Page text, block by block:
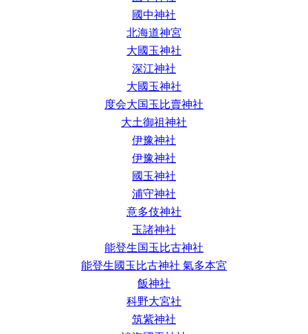
國中神社
北海道神宮
大國玉神社
深江神社
大國玉神社
度会大国玉比賣神社
大土御祖神社
伊豫神社
伊豫神社
國玉神社
浦守神社
意多伎神社
玉諸神社
能登生国玉比古神社
能登生國玉比古神社 氣多本宮
飯神社
科野大宮社
筑紫神社